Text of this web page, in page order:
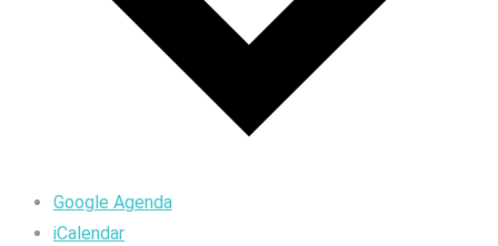
Google Agenda
iCalendar